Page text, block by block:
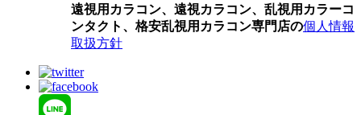
遠視用カラコン、遠視カラコン、乱視用カラーコ
ンタクト、格安乱視用カラコン専門店の個人情報
取扱方針